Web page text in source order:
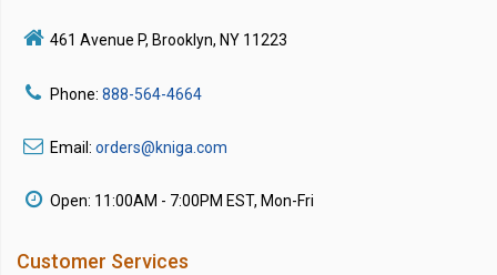
461 Avenue P, Brooklyn, NY 11223
Phone: 888-564-4664
Email: orders@kniga.com
Open: 11:00AM - 7:00PM EST, Mon-Fri
Customer Services